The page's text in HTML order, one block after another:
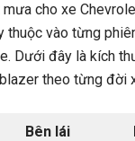
cho xe
thuộc vào từng
Dưới đây là kích
theo từng đời
Bên lái